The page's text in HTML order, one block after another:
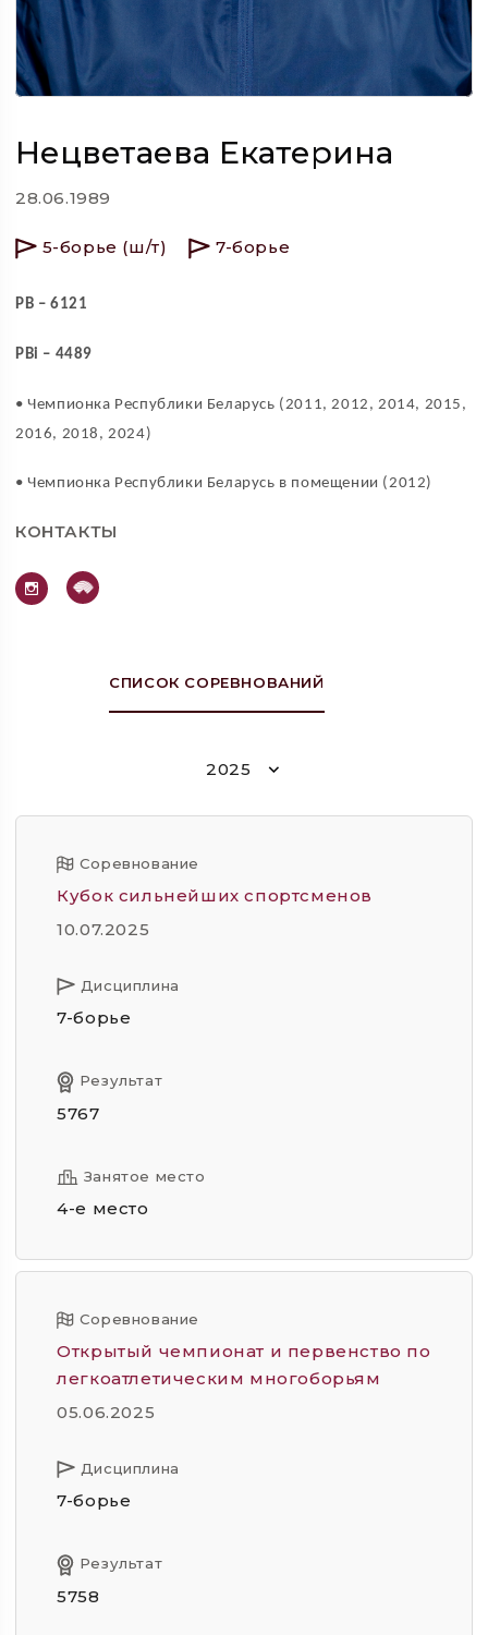
Нецветаева Екатерина
28.06.1989
5-борье (ш/т) 7-борье
PB – 6121
PBi – 4489
• Чемпионка Республики Беларусь (2011, 2012, 2014, 2015,
2016, 2018, 2024)
• Чемпионка Республики Беларусь в помещении (2012)
КОНТАКТЫ
СПИСОК СОРЕВНОВАНИЙ
2025
Соревнование
Кубок сильнейших спортсменов
10.07.2025
Дисциплина
7-борье
Результат
5767
Занятое место
4-е место
Соревнование
Открытый чемпионат и первенство по
легкоатлетическим многоборьям
05.06.2025
Дисциплина
7-борье
Результат
5758